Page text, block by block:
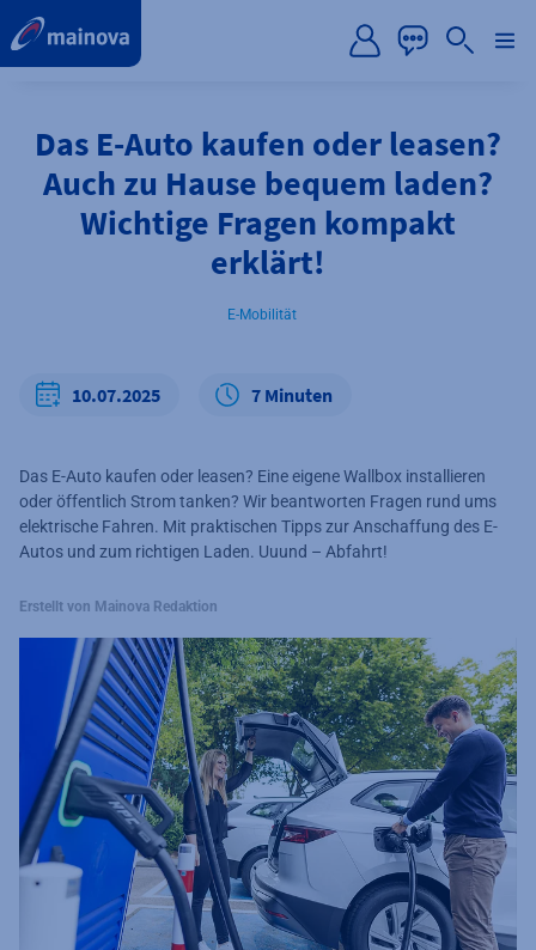
Das E-Auto kaufen oder leasen?
Auch zu Hause bequem laden?
Wichtige Fragen kompakt
erklärt!
E-Mobilität
10.07.2025 7 Minuten
Das E-Auto kaufen oder leasen? Eine eigene Wallbox installieren
oder öffentlich Strom tanken? Wir beantworten Fragen rund ums
elektrische Fahren. Mit praktischen Tipps zur Anschaffung des E-
Autos und zum richtigen Laden. Uuund – Abfahrt!
Erstellt von Mainova Redaktion